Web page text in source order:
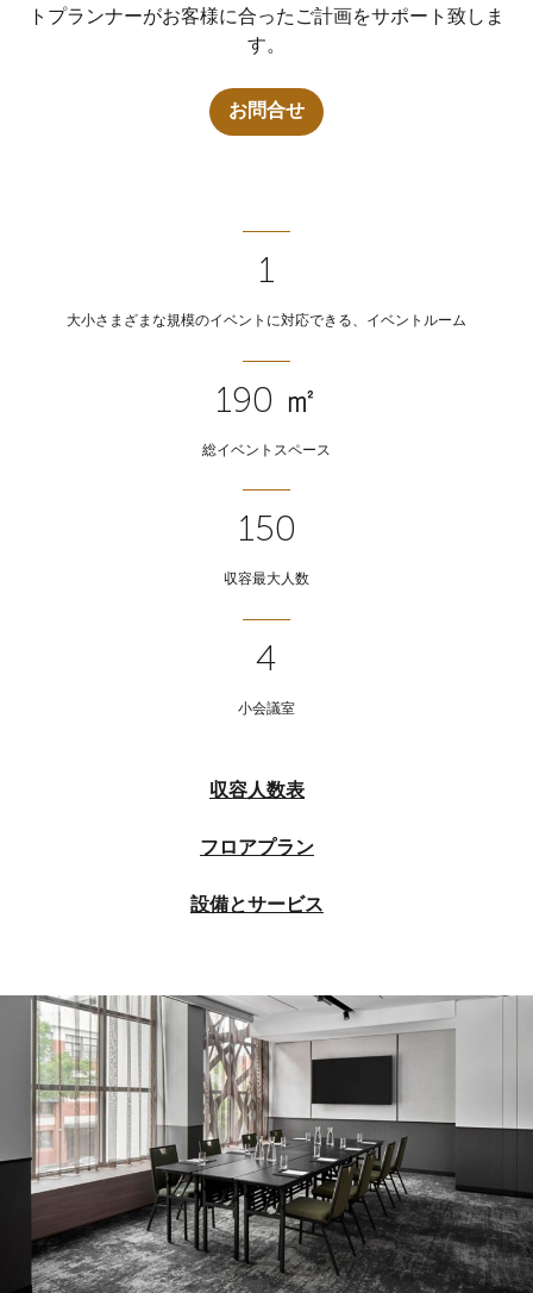
トプランナーがお客様に合ったご計画をサポート致しま
す。
お問合せ
1
大小さまざまな規模のイベントに対応できる、イベントルーム
190 ㎡
総イベントスペース
150
収容最大人数
4
小会議室
収容人数表
フロアプラン
設備とサービス